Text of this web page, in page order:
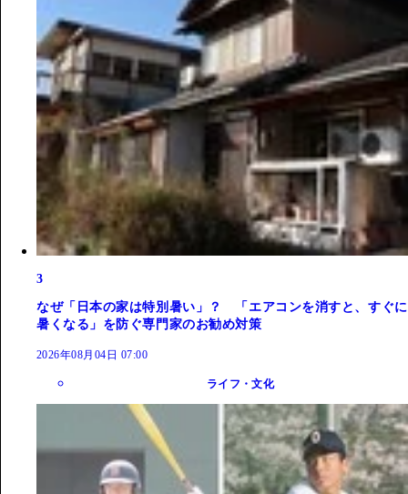
3
なぜ「日本の家は特別暑い」？ 「エアコンを消すと、すぐに
暑くなる」を防ぐ専門家のお勧め対策
2026年08月04日 07:00
ライフ・文化